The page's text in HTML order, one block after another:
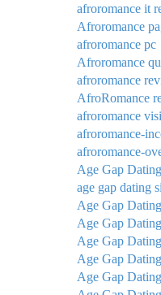
afroromance it
Afroromance
afroromance pc
Afroromance
afroromance
AfroRomance
afroromance
afroromance-
afroromance-
Age Gap
age gap dating
Age Gap
Age Gap
Age Gap
Age Gap
Age Gap